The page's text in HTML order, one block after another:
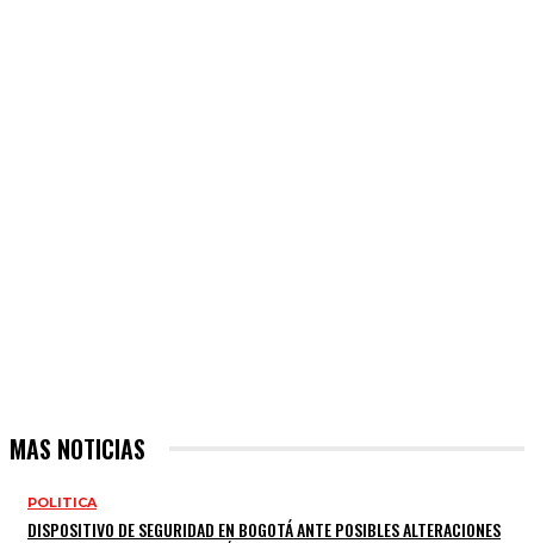
MAS NOTICIAS
POLITICA
DISPOSITIVO DE SEGURIDAD EN BOGOTÁ ANTE POSIBLES ALTERACIONES